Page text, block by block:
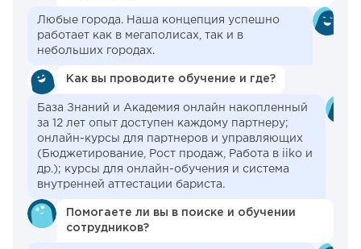
Любые города. Наша концепция успешно
работает как в мегаполисах, так и в
небольших городах.
Как вы проводите обучение и где?
База Знаний и Академия онлайн накопленный
за 12 лет опыт доступен каждому партнеру;
онлайн-курсы для партнеров и управляющих
(Бюджетирование, Рост продаж, Работа в iiko и
др.); курсы для онлайн-обучения и система
внутренней аттестации бариста.
Помогаете ли вы в поиске и обучении
сотрудников?